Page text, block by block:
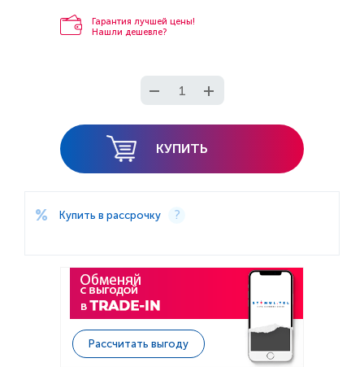
Гарантия лучшей цены!
Нашли дешевле?
КУПИТЬ
Купить в рассрочку
Рассчитать выгоду